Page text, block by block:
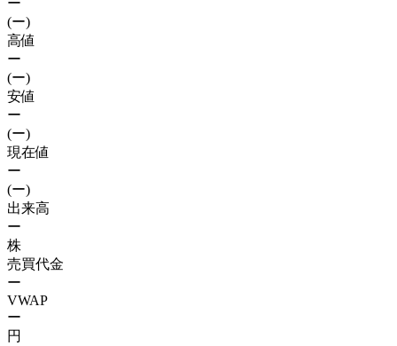
ー
(ー)
高値
ー
(ー)
安値
ー
(ー)
現在値
ー
(ー)
出来高
ー
株
売買代金
ー
VWAP
ー
円